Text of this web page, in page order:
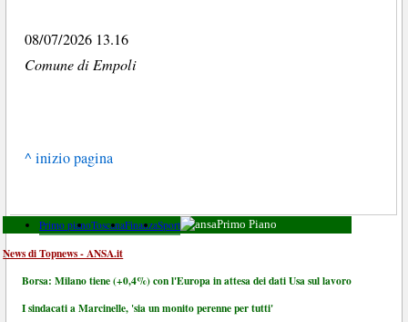
08/07/2026 13.16
Comune di Empoli
^ inizio pagina
Primo pianoToscanaFinanzaSport Primo Piano
News di Topnews - ANSA.it
Borsa: Milano tiene (+0,4%) con l'Europa in attesa dei dati Usa sul lavoro
I sindacati a Marcinelle, 'sia un monito perenne per tutti'